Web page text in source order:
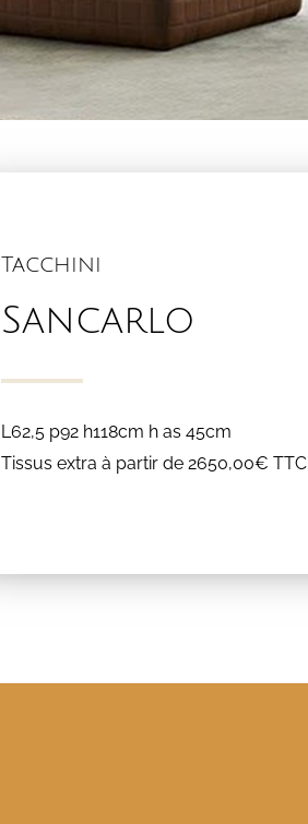
Tacchini
Sancarlo
L62,5 p92 h118cm h as 45cm
Tissus extra à partir de 2650,00€ TTC